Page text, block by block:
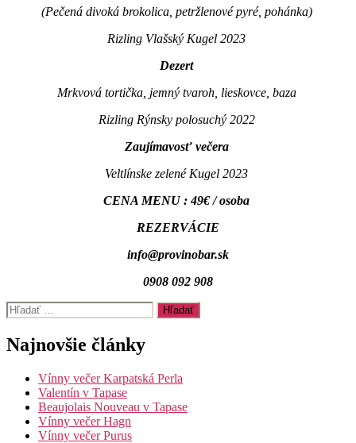
(Pečená divoká brokolica, petržlenové pyré, pohánka)
Rizling Vlašský Kugel 2023
Dezert
Mrkvová tortička, jemný tvaroh, lieskovce, baza
Rizling Rýnsky polosuchý 2022
Zaujímavosť večera
Veltlínske zelené Kugel 2023
CENA MENU : 49€ / osoba
REZERVÁCIE
info@provinobar.sk
0908 092 908
Vyhľadať:
Najnovšie články
Vínny večer Karpatská Perla
Valentín v Tapase
Beaujolais Nouveau v Tapase
Vínny večer Hagn
Vínny večer Purus